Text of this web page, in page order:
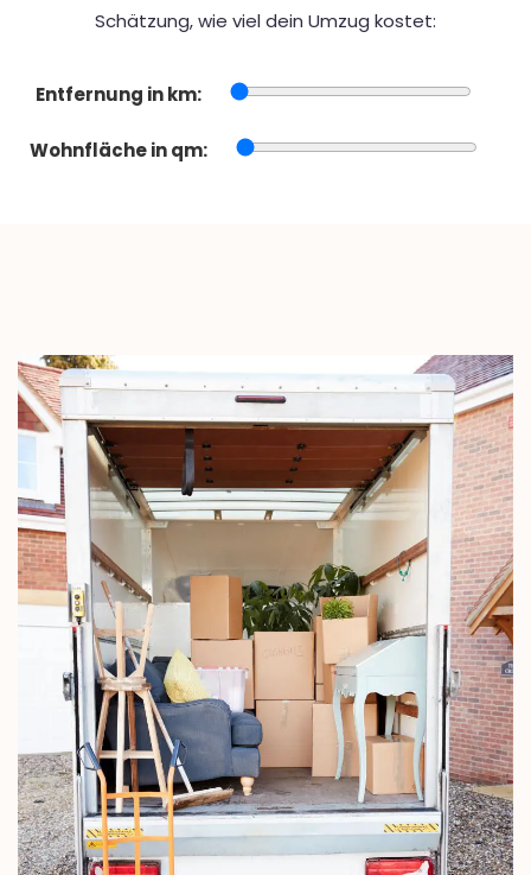
Schätzung, wie viel dein Umzug kostet:
Entfernung in km:
Wohnfläche in qm: